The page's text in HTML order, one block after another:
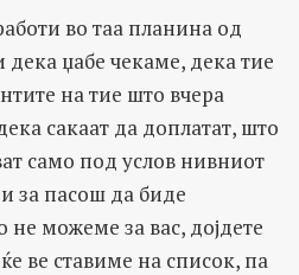
во таа планина од
џабе чекаме, дека тие
на тие што вчера
сакаат да доплатат, што
само под услов нивниот
за пасош да биде
не можеме за вас, дојдете
ве ставиме на список, па